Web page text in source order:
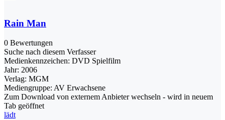
Rain Man
0 Bewertungen
Suche nach diesem Verfasser
Medienkennzeichen: DVD Spielfilm
Jahr: 2006
Verlag: MGM
Mediengruppe: AV Erwachsene
Zum Download von externem Anbieter wechseln - wird in neuem
Tab geöffnet
lädt